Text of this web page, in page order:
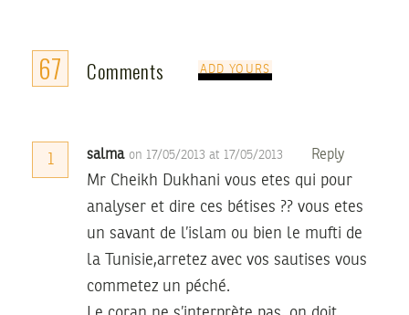
67 Comments ADD YOURS
1 salma on 17/05/2013 at 17/05/2013 Reply
Mr Cheikh Dukhani vous etes qui pour
analyser et dire ces bétises ?? vous etes
un savant de l’islam ou bien le mufti de
la Tunisie,arretez avec vos sautises vous
commetez un péché.